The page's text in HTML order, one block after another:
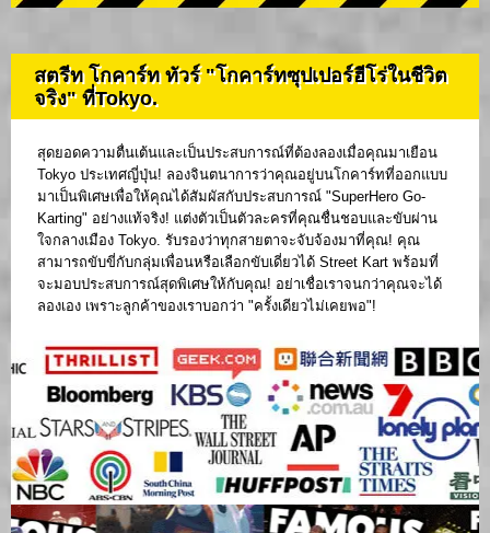
สตรีท โกคาร์ท ทัวร์ "โกคาร์ทซุปเปอร์ฮีโร่ในชีวิต
จริง" ที่Tokyo.
สุดยอดความตื่นเต้นและเป็นประสบการณ์ที่ต้องลองเมื่อคุณมาเยือน
Tokyo ประเทศญี่ปุ่น! ลองจินตนาการว่าคุณอยู่บนโกคาร์ทที่ออกแบบ
มาเป็นพิเศษเพื่อให้คุณได้สัมผัสกับประสบการณ์ "SuperHero Go-
Karting" อย่างแท้จริง! แต่งตัวเป็นตัวละครที่คุณชื่นชอบและขับผ่าน
ใจกลางเมือง Tokyo. รับรองว่าทุกสายตาจะจับจ้องมาที่คุณ! คุณ
สามารถขับขี่กับกลุ่มเพื่อนหรือเลือกขับเดี่ยวได้ Street Kart พร้อมที่
จะมอบประสบการณ์สุดพิเศษให้กับคุณ! อย่าเชื่อเราจนกว่าคุณจะได้
ลองเอง เพราะลูกค้าของเราบอกว่า "ครั้งเดียวไม่เคยพอ"!